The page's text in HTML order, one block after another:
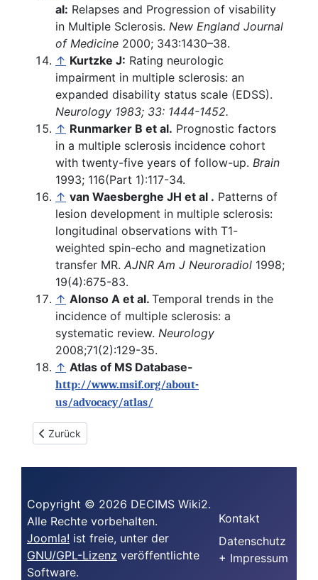
al: Relapses and Progression of visability
in Multiple Sclerosis. New England Journal
of Medicine 2000; 343:1430–38.
↑ Kurtzke J: Rating neurologic
impairment in multiple sclerosis: an
expanded disability status scale (EDSS).
Neurology 1983; 33: 1444-1452.
↑ Runmarker B et al. Prognostic factors
in a multiple sclerosis incidence cohort
with twenty-five years of follow-up. Brain
1993; 116(Part 1):117-34.
↑ van Waesberghe JH et al . Patterns of
lesion development in multiple sclerosis:
longitudinal observations with T1-
weighted spin-echo and magnetization
transfer MR. AJNR Am J Neuroradiol 1998;
19(4):675-83.
↑ Alonso A et al. Temporal trends in the
incidence of multiple sclerosis: a
systematic review. Neurology
2008;71(2):129-35.
↑ Atlas of MS Database-
http://www.msif.org/about-
us/advocacy/atlas/
Vorheriger Beitrag: Häufige Fragen zur Multiplen Sklerose
Zurück
Copyright © 2026 DECIMS Wiki2.
Alle Rechte vorbehalten.
Joomla! ist freie, unter der
GNU/GPL-Lizenz veröffentlichte
Software.
Kontakt
Datenschutz
+ Impressum